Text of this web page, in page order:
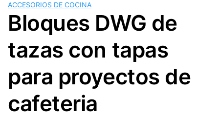
ACCESORIOS DE COCINA
Bloques DWG de
tazas con tapas
para proyectos de
cafeteria